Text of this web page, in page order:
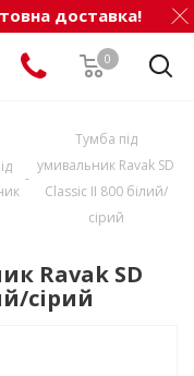
доставка!
0
-
Тумба під
умивальник Ravak SD
Classic II 800 білий/
сірий
Ravak SD
сірий